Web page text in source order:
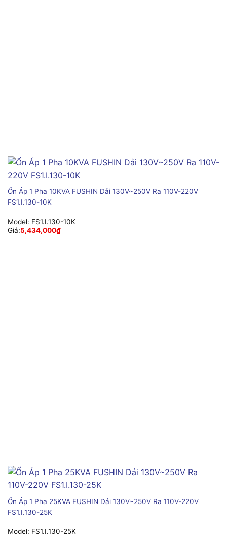
Ổn Áp 1 Pha 10KVA FUSHIN Dải 130V~250V Ra 110V-220V
FS1.I.130-10K
Model: FS1.I.130-10K
Giá:5,434,000₫
Ổn Áp 1 Pha 25KVA FUSHIN Dải 130V~250V Ra 110V-220V
FS1.I.130-25K
Model: FS1.I.130-25K